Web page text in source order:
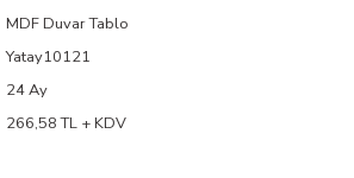
MDF Duvar Tablo
Yatay10121
24 Ay
266,58 TL + KDV